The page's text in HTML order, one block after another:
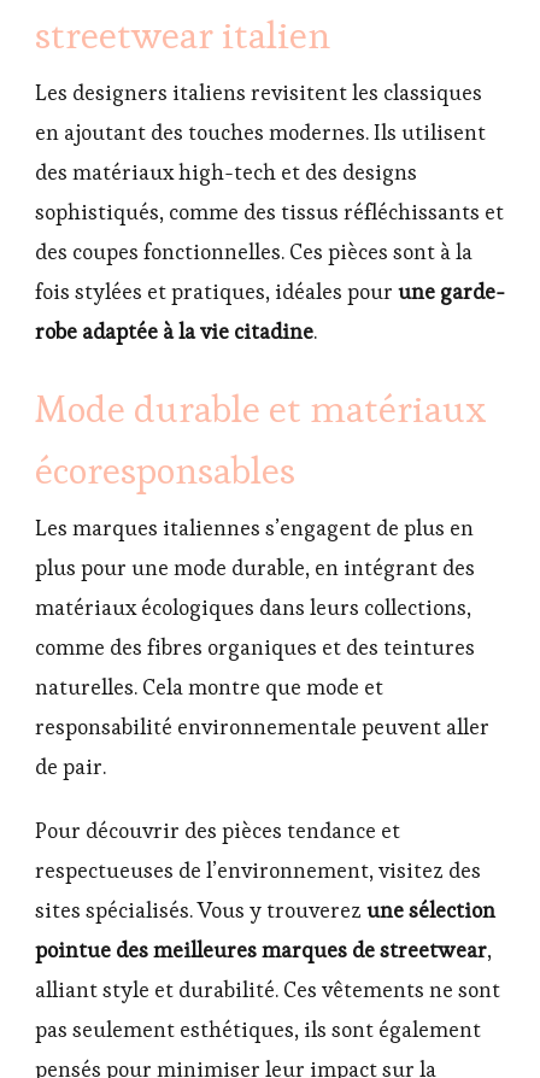
streetwear italien
Les designers italiens revisitent les classiques
en ajoutant des touches modernes. Ils utilisent
des matériaux high-tech et des designs
sophistiqués, comme des tissus réfléchissants et
des coupes fonctionnelles. Ces pièces sont à la
fois stylées et pratiques, idéales pour une garde-
robe adaptée à la vie citadine.
Mode durable et matériaux
écoresponsables
Les marques italiennes s’engagent de plus en
plus pour une mode durable, en intégrant des
matériaux écologiques dans leurs collections,
comme des fibres organiques et des teintures
naturelles. Cela montre que mode et
responsabilité environnementale peuvent aller
de pair.
Pour découvrir des pièces tendance et
respectueuses de l’environnement, visitez des
sites spécialisés. Vous y trouverez une sélection
pointue des meilleures marques de streetwear,
alliant style et durabilité. Ces vêtements ne sont
pas seulement esthétiques, ils sont également
pensés pour minimiser leur impact sur la